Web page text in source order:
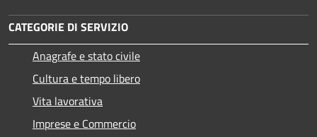
CATEGORIE DI SERVIZIO
Anagrafe e stato civile
Cultura e tempo libero
Vita lavorativa
Imprese e Commercio